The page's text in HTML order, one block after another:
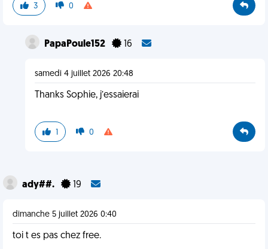
3 0
PapaPoule152 16
samedi 4 juillet 2026 20:48
Thanks Sophie, j’essaierai
1 0
ady##. 19
dimanche 5 juillet 2026 0:40
toi t es pas chez free.